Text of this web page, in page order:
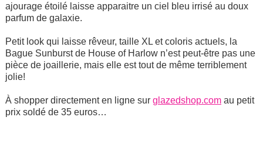
ajourage étoilé laisse apparaitre un ciel bleu irrisé au doux
parfum de galaxie.
Petit look qui laisse rêveur, taille XL et coloris actuels, la
Bague Sunburst de House of Harlow n’est peut-être pas une
pièce de joaillerie, mais elle est tout de même terriblement
jolie!
À shopper directement en ligne sur glazedshop.comau petit
prix soldé de 35 euros…